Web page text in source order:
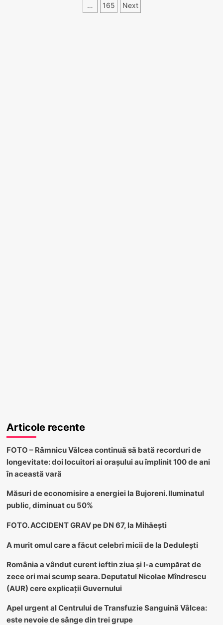
…
165 Next
Articole recente
FOTO – Râmnicu Vâlcea continuă să bată recorduri de
longevitate: doi locuitori ai orașului au împlinit 100 de ani
în această vară
Măsuri de economisire a energiei la Bujoreni. Iluminatul
public, diminuat cu 50%
FOTO. ACCIDENT GRAV pe DN 67, la Mihăești
A murit omul care a făcut celebri micii de la Dedulești
România a vândut curent ieftin ziua și l-a cumpărat de
zece ori mai scump seara. Deputatul Nicolae Mîndrescu
(AUR) cere explicații Guvernului
Apel urgent al Centrului de Transfuzie Sanguină Vâlcea:
este nevoie de sânge din trei grupe